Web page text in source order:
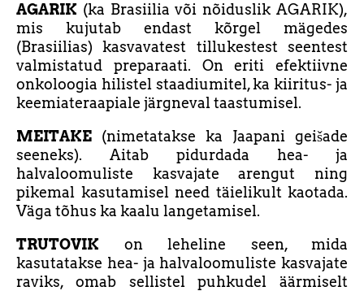
AGARIK (ka Brasiilia või nõiduslik AGARIK),
mis kujutab endast kõrgel mägedes
(Brasiilias) kasvavatest tillukestest seentest
valmistatud preparaati. On eriti efektiivne
onkoloogia hilistel staadiumitel, ka kiiritus- ja
keemiateraapiale järgneval taastumisel.
MEITAKE (nimetatakse ka Jaapani geišade
seeneks). Aitab pidurdada hea- ja
halvaloomuliste kasvajate arengut ning
pikemal kasutamisel need täielikult kaotada.
Väga tõhus ka kaalu langetamisel.
TRUTOVIK on leheline seen, mida
kasutatakse hea- ja halvaloomuliste kasvajate
raviks, omab sellistel puhkudel äärmiselt